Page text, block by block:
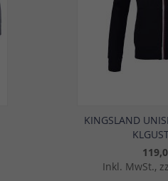
KINGSLAND
Inkl. MwSt.,